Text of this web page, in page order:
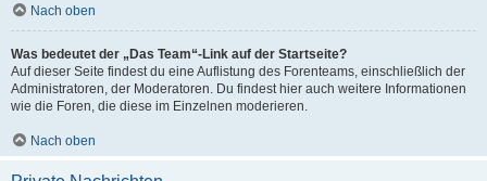
Nach oben
Was bedeutet der „Das Team“-Link auf der Startseite?
Auf dieser Seite findest du eine Auflistung des Forenteams, einschließlich der
Administratoren, der Moderatoren. Du findest hier auch weitere Informationen
wie die Foren, die diese im Einzelnen moderieren.
Nach oben